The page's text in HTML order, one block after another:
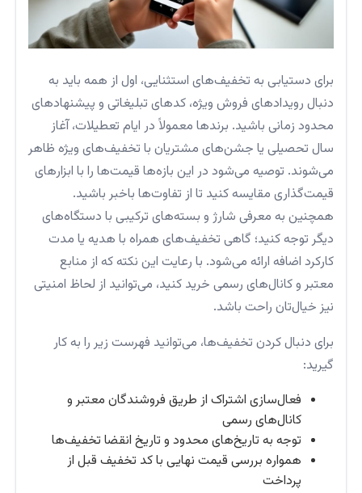
برای دستیابی به تخفیف‌های استثنایی، اول از همه باید به
دنبال رویدادهای فروش ویژه، کدهای تبلیغاتی و پیشنهادهای
محدود زمانی باشید. برندها معمولاً در ایام تعطیلات، آغاز
سال تحصیلی یا جشن‌های مشتریان با تخفیف‌های ویژه ظاهر
می‌شوند. توصیه می‌شود در این بازه‌ها قیمت‌ها را با ابزارهای
قیمت‌گذاری مقایسه کنید تا از تفاوت‌ها باخبر باشید.
همچنین به معرفی شارژ و بسته‌های ترکیبی با دستگاه‌های
دیگر توجه کنید؛ گاهی تخفیف‌های همراه با هدیه یا مدت
کارکرد اضافه ارائه می‌شود. با رعایت این نکته که از منابع
معتبر و کانال‌های رسمی خرید کنید، می‌توانید از لحاظ امنیتی
نیز خیال‌تان راحت باشد.
برای دنبال کردن تخفیف‌ها، می‌توانید فهرست زیر را به کار
گیرید:
فعال‌سازی اشتراک از طریق فروشندگان معتبر و
کانال‌های رسمی
توجه به تاریخ‌های محدود و تاریخ انقضا تخفیف‌ها
همواره بررسی قیمت نهایی با کد تخفیف قبل از
پرداخت